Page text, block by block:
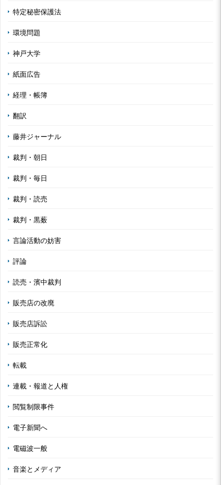
特定秘密保護法
環境問題
神戸大学
紙面広告
経理・帳簿
翻訳
藤井ジャーナル
裁判・朝日
裁判・毎日
裁判・読売
裁判・黒薮
言論活動の妨害
評論
読売・濱中裁判
販売店の改廃
販売店訴訟
販売正常化
転載
連載・報道と人権
閲覧制限事件
電子新聞へ
電磁波一般
音楽とメディア